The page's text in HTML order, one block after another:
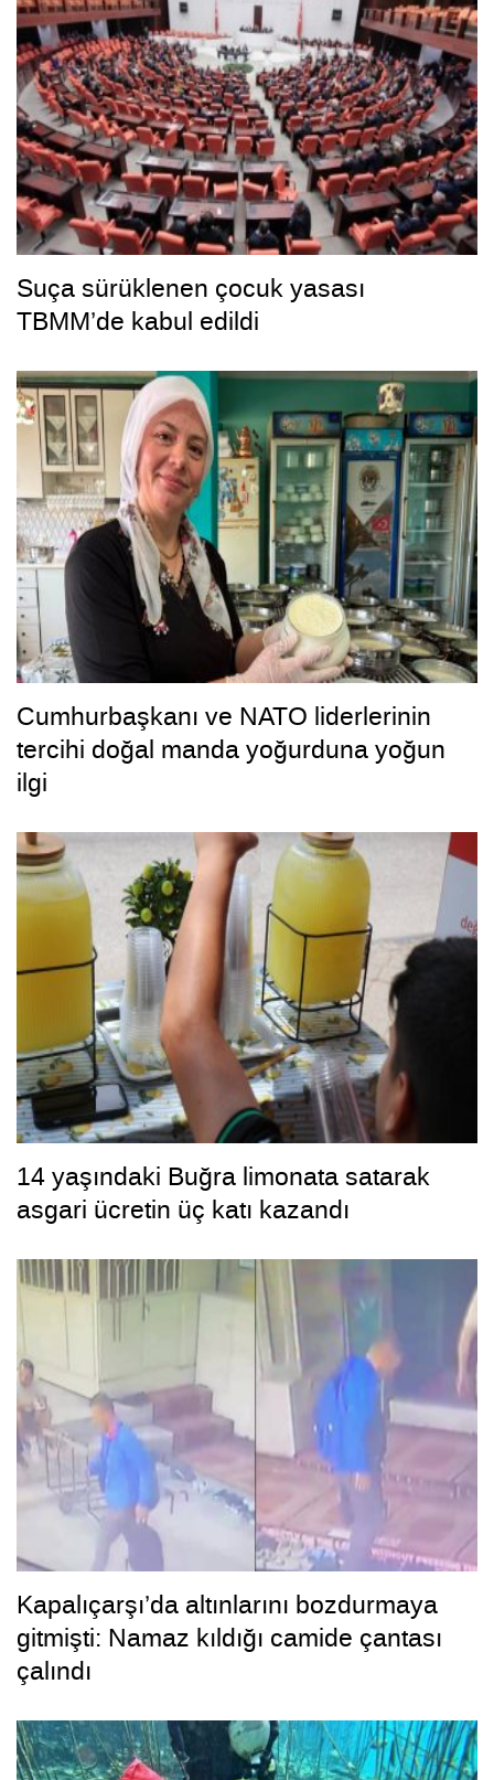
Suça sürüklenen çocuk yasası
TBMM’de kabul edildi
Cumhurbaşkanı ve NATO liderlerinin
tercihi doğal manda yoğurduna yoğun
ilgi
14 yaşındaki Buğra limonata satarak
asgari ücretin üç katı kazandı
Kapalıçarşı’da altınlarını bozdurmaya
gitmişti: Namaz kıldığı camide çantası
çalındı